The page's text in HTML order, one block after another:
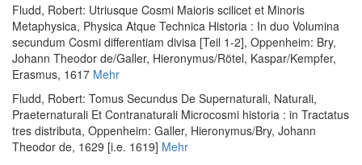
Fludd, Robert: Utriusque Cosmi Maioris scilicet et Minoris
Metaphysica, Physica Atque Technica Historia : In duo Volumina
secundum Cosmi differentiam divisa [Teil 1-2], Oppenheim: Bry,
Johann Theodor de/Galler, Hieronymus/Rötel, Kaspar/Kempfer,
Erasmus, 1617 Mehr
Fludd, Robert: Tomus Secundus De Supernaturali, Naturali,
Praeternaturali Et Contranaturali Microcosmi historia : in Tractatus
tres distributa, Oppenheim: Galler, Hieronymus/Bry, Johann
Theodor de, 1629 [i.e. 1619] Mehr